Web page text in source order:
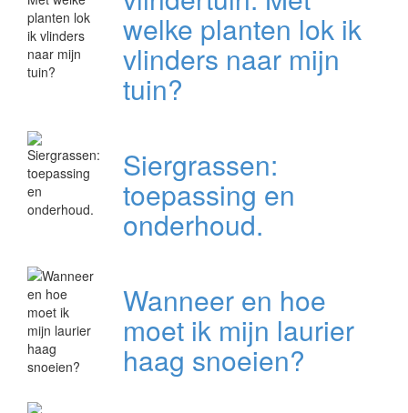
welke planten lok ik
vlinders naar mijn
tuin?
Siergrassen:
toepassing en
onderhoud.
Wanneer en hoe
moet ik mijn laurier
haag snoeien?